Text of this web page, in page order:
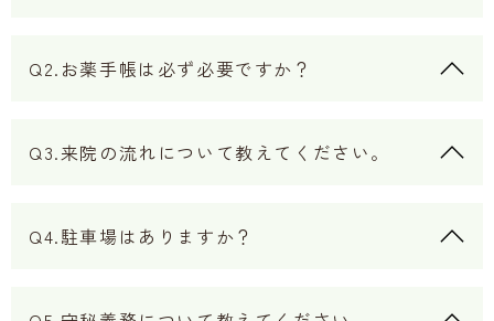
Q2.お薬手帳は必ず必要ですか？
Q3.来院の流れについて教えてください。
Q4.駐車場はありますか？